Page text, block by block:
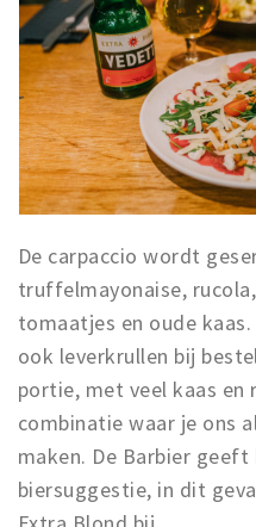
De carpaccio wordt
truffelmayonaise,
tomaatjes en oude
ook leverkrullen bij
portie, met veel kaas en
combinatie waar je ons
maken. De Barbier
biersuggestie, in dit